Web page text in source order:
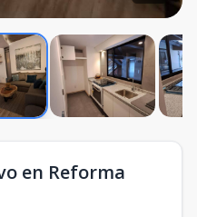
en Reforma